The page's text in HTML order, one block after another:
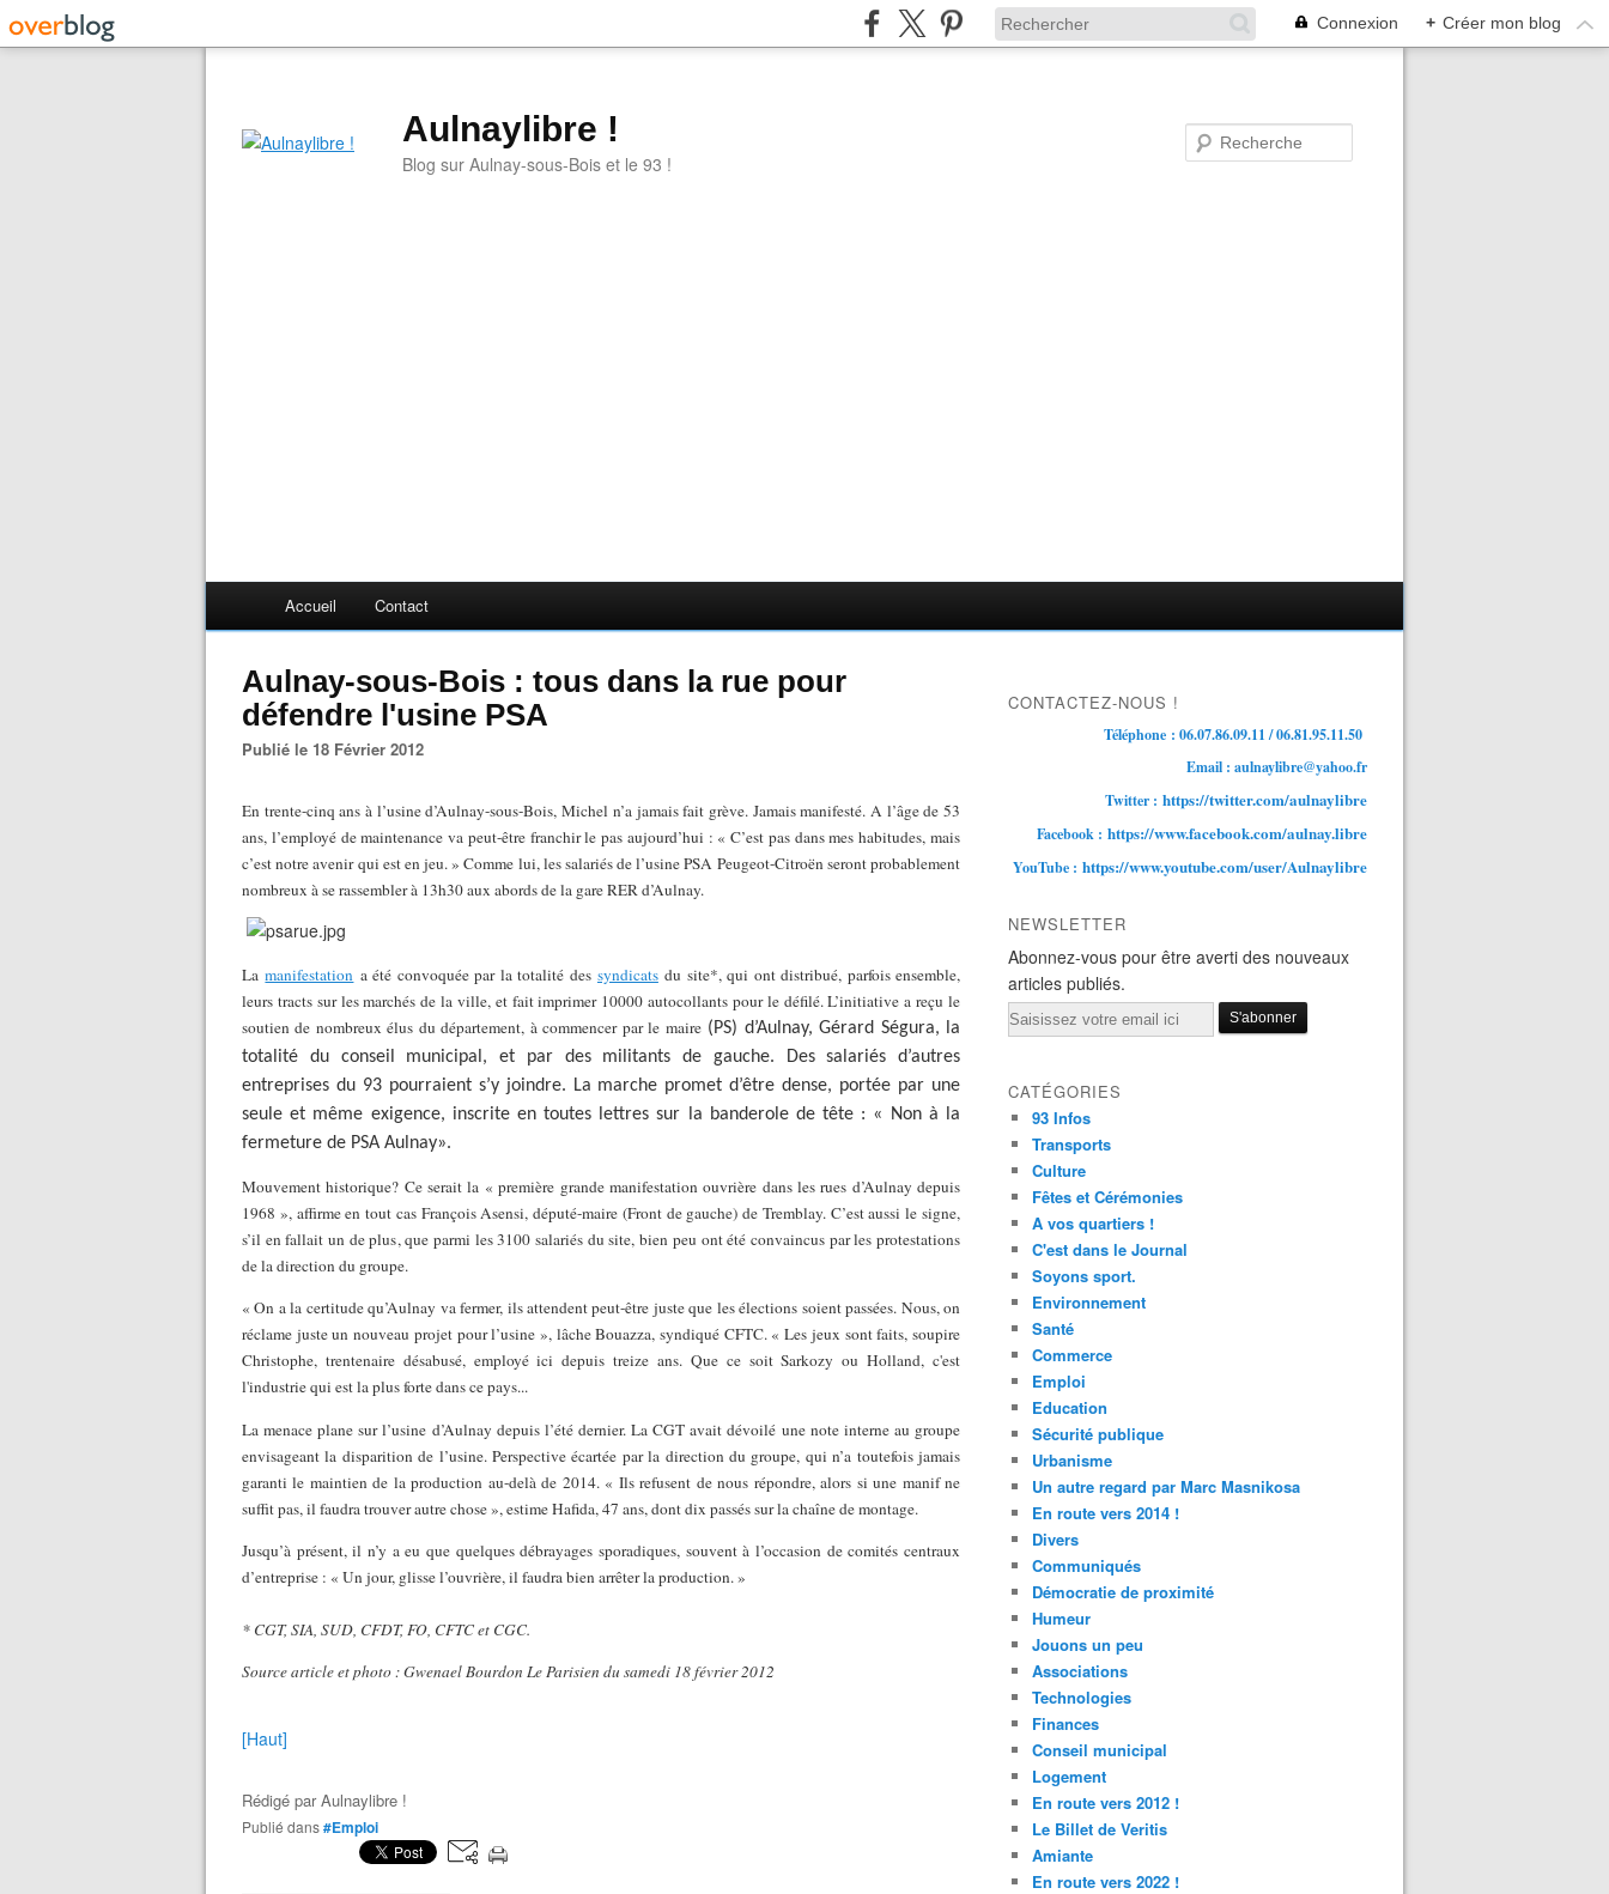
Connexion + Créer mon blog
Aulnaylibre !
Blog sur Aulnay-sous-Bois et le 93 !
Accueil Contact
Aulnay-sous-Bois : tous dans la rue pour
défendre l'usine PSA
Publié le 18 Février 2012
En trente-cinq ans à l’usine d’Aulnay-sous-Bois, Michel n’a jamais fait grève. Jamais manifesté. A l’âge de 53
ans, l’employé de maintenance va peut-être franchir le pas aujourd’hui : « C’est pas dans mes habitudes, mais
c’est notre avenir qui est en jeu. » Comme lui, les salariés de l’usine PSA Peugeot-Citroën seront probablement
nombreux à se rassembler à 13h30 aux abords de la gare RER d’Aulnay.
La manifestation a été convoquée par la totalité des syndicats du site*, qui ont distribué, parfois ensemble,
leurs tracts sur les marchés de la ville, et fait imprimer 10000 autocollants pour le défilé. L’initiative a reçu le
soutien de nombreux élus du département, à commencer par le maire (PS) d’Aulnay, Gérard Ségura, la
totalité du conseil municipal, et par des militants de gauche. Des salariés d’autres
entreprises du 93 pourraient s’y joindre. La marche promet d’être dense, portée par une
seule et même exigence, inscrite en toutes lettres sur la banderole de tête : « Non à la
fermeture de PSA Aulnay».
Mouvement historique? Ce serait la « première grande manifestation ouvrière dans les rues d’Aulnay depuis
1968 », affirme en tout cas François Asensi, député-maire (Front de gauche) de Tremblay. C’est aussi le signe,
s’il en fallait un de plus, que parmi les 3100 salariés du site, bien peu ont été convaincus par les protestations
de la direction du groupe.
« On a la certitude qu’Aulnay va fermer, ils attendent peut-être juste que les élections soient passées. Nous, on
réclame juste un nouveau projet pour l’usine », lâche Bouazza, syndiqué CFTC. « Les jeux sont faits, soupire
Christophe, trentenaire désabusé, employé ici depuis treize ans. Que ce soit Sarkozy ou Holland, c'est
l'industrie qui est la plus forte dans ce pays...
La menace plane sur l’usine d’Aulnay depuis l’été dernier. La CGT avait dévoilé une note interne au groupe
envisageant la disparition de l’usine. Perspective écartée par la direction du groupe, qui n’a toutefois jamais
garanti le maintien de la production au-delà de 2014. « Ils refusent de nous répondre, alors si une manif ne
suffit pas, il faudra trouver autre chose », estime Hafida, 47 ans, dont dix passés sur la chaîne de montage.
Jusqu’à présent, il n’y a eu que quelques débrayages sporadiques, souvent à l’occasion de comités centraux
d’entreprise : « Un jour, glisse l’ouvrière, il faudra bien arrêter la production. »
* CGT, SIA, SUD, CFDT, FO, CFTC et CGC.
Source article et photo : Gwenael Bourdon Le Parisien du samedi 18 février 2012
[Haut]
Rédigé parAulnaylibre !
Publié dans#Emploi
CONTACTEZ-NOUS !
Téléphone : 06.07.86.09.11 / 06.81.95.11.50
Email : aulnaylibre@yahoo.fr
Twitter : https://twitter.com/aulnaylibre
Facebook : https://www.facebook.com/aulnay.libre
YouTube : https://www.youtube.com/user/Aulnaylibre
NEWSLETTER
Abonnez-vous pour être averti des nouveaux
articles publiés.
Email
CATÉGORIES
93 Infos
Transports
Culture
Fêtes et Cérémonies
A vos quartiers !
C'est dans le Journal
Soyons sport.
Environnement
Santé
Commerce
Emploi
Education
Sécurité publique
Urbanisme
Un autre regard par Marc Masnikosa
En route vers 2014 !
Divers
Communiqués
Démocratie de proximité
Humeur
Jouons un peu
Associations
Technologies
Finances
Conseil municipal
Logement
En route vers 2012 !
Le Billet de Veritis
Amiante
En route vers 2022 !